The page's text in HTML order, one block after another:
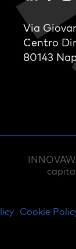
Via
Centro
80143
Cookie